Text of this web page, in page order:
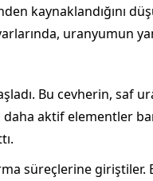
kaynaklandığını
uranyumun
Bu cevherin, saf
aktif elementler
süreçlerine giriştiler.